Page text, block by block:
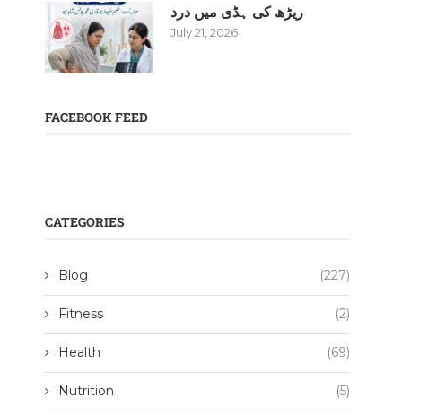
ریڑھ کی ہڈی میں درد
July 21, 2026
FACEBOOK FEED
CATEGORIES
Blog (227)
Fitness (2)
Health (69)
Nutrition (5)